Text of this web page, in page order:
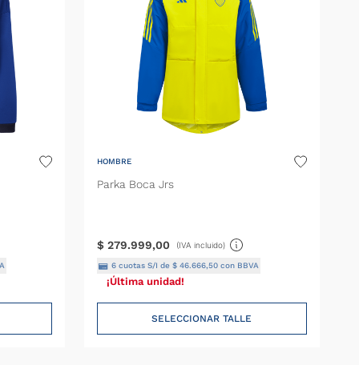
HOMBRE
Parka Boca Jrs
$ 279.999,00 (IVA incluido)
6 cuotas S/I de$ 46.666,50 con BBVA
¡Última unidad!
SELECCIONAR TALLE